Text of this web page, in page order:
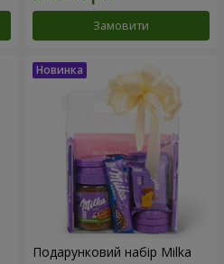
Замовити
Подарунковий набір Milka